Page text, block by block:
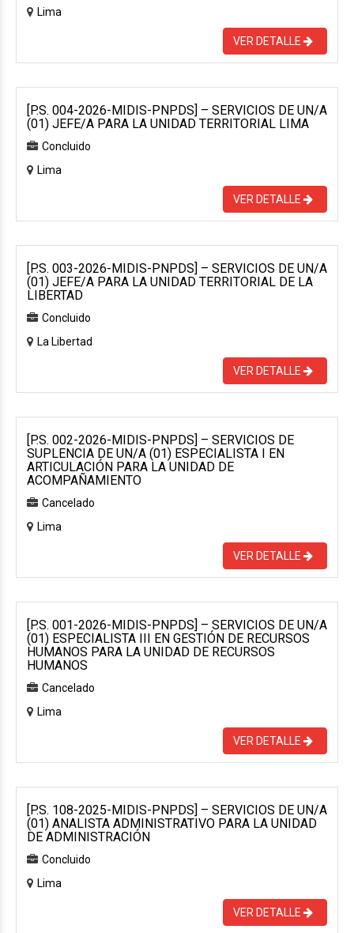
Lima
VER DETALLE
[P.S. 004-2026-MIDIS-PNPDS] – SERVICIOS DE UN/A
(01) JEFE/A PARA LA UNIDAD TERRITORIAL LIMA
Concluido
Lima
VER DETALLE
[P.S. 003-2026-MIDIS-PNPDS] – SERVICIOS DE UN/A
(01) JEFE/A PARA LA UNIDAD TERRITORIAL DE LA
LIBERTAD
Concluido
La Libertad
VER DETALLE
[P.S. 002-2026-MIDIS-PNPDS] – SERVICIOS DE
SUPLENCIA DE UN/A (01) ESPECIALISTA I EN
ARTICULACIÓN PARA LA UNIDAD DE
ACOMPAÑAMIENTO
Cancelado
Lima
VER DETALLE
[P.S. 001-2026-MIDIS-PNPDS] – SERVICIOS DE UN/A
(01) ESPECIALISTA III EN GESTIÓN DE RECURSOS
HUMANOS PARA LA UNIDAD DE RECURSOS
HUMANOS
Cancelado
Lima
VER DETALLE
[P.S. 108-2025-MIDIS-PNPDS] – SERVICIOS DE UN/A
(01) ANALISTA ADMINISTRATIVO PARA LA UNIDAD
DE ADMINISTRACIÓN
Concluido
Lima
VER DETALLE